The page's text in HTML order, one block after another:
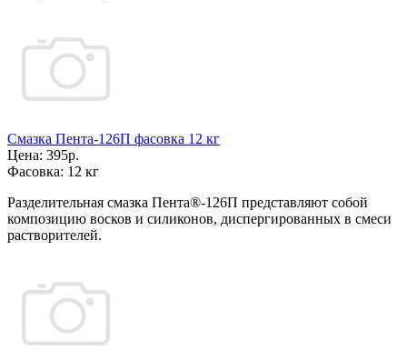
Смазка Пента-126П фасовка 12 кг
Цена: 395р.
Фасовка: 12 кг
Разделительная смазка Пента®-126П представляют собой
композицию восков и силиконов, диспергированных в смеси
растворителей.